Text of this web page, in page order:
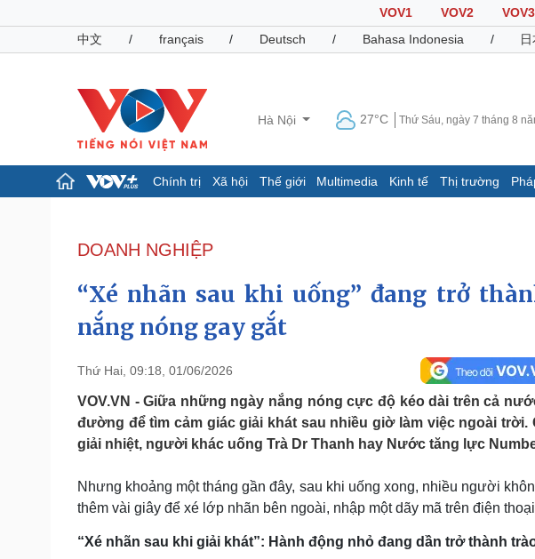
VOV1 VOV2 VOV3
中文
/ français / Deutsch / Bahasa Indonesia /
Hà Nội 27°C Thứ Sáu, ngày 7 tháng 8
Chính trị Xã hội Thế giới Multimedia Kinh tế Thị trường
Đảng
Tổ chức nhân sự
Nhận diện sự thật
Dấu ấn VOV
Việc làm
Biển đảo
Hồ sơ
Pháp luật
Tin nóng
Tư vấn luật
Việt Nam
Phân tích
Thể thao
Lịch thi đấu
Thế giới thể thao
eSports
Sức khỏe
Dinh dưỡng - món ngon
Cây thuốc
Đời sống
Nhà đẹp
Blog
Văn hóa
Sân khấu - Điện
Văn học
DOANH NGHIỆP
“Xé nhãn sau khi uống” đang trở
nắng nóng gay gắt
Thứ Hai, 09:18, 01/06/2026
VOV.VN - Giữa những ngày nắng nóng cực độ kéo dài trên cả
đường để tìm cảm giác giải khát sau nhiều giờ làm việc ngoài
giải nhiệt, người khác uống Trà Dr Thanh hay Nước tăng lực
Nhưng khoảng một tháng gần đây, sau khi uống xong, nhiều người
thêm vài giây để xé lớp nhãn bên ngoài, nhập một dãy mã trên điện
“Xé nhãn sau khi giải khát”: Hành động nhỏ đang dần trở thành